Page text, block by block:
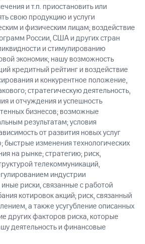
и т.п. приостановить или
свою продукцию и услуги
и физическим лицам; воздействие
России, США и других стран
и стимулированию
экономик; нашу возможность
кредитный рейтинг и воздействие
и конкурентное положение,
стратегическую деятельность,
и отчуждения и успешность
бизнесов; возможные
результатам; условия
от развития новых услуг
быстрые изменения технологических
на рынке; стратегию; риск,
телекоммуникаций,
индустрии
риски, связанные с работой
котировок акций; риск, связанный
а также усугубление описанных
других факторов риска, которые
деятельность и финансовые